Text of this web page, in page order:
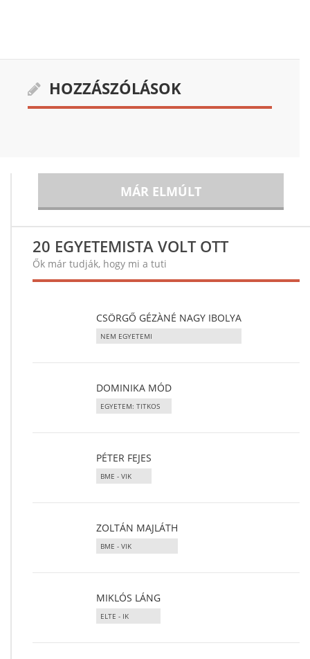
HOZZÁSZÓLÁSOK
MÁR ELMÚLT
20 EGYETEMISTA VOLT OTT
Ők már tudják, hogy mi a tuti
CSÖRGŐ GÉZÀNÉ NAGY IBOLYA
NEM EGYETEMI
DOMINIKA MÓD
EGYETEM: TITKOS
PÉTER FEJES
BME - VIK
ZOLTÁN MAJLÁTH
BME - VIK
MIKLÓS LÁNG
ELTE - IK